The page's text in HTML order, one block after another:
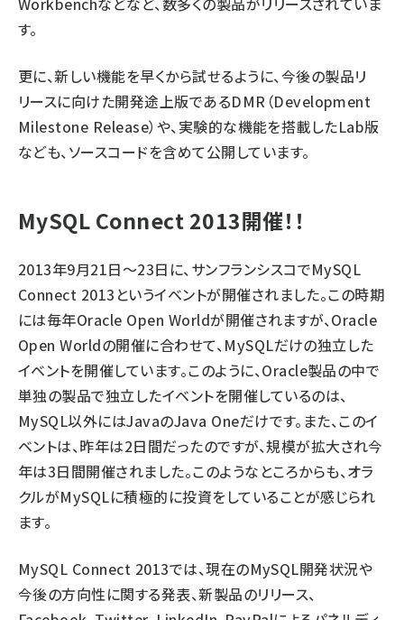
す。
更に、新しい機能を早くから試せるように、今後の製品リ
リースに向けた開発途上版であるDMR（Development
Milestone Release）や、実験的な機能を搭載したLab版
なども、ソースコードを含めて公開しています。
MySQL Connect 2013開催！！
2013年9月21日～23日に、サンフランシスコでMySQL
Connect 2013というイベントが開催されました。この時期
には毎年Oracle Open Worldが開催されますが、Oracle
Open Worldの開催に合わせて、MySQLだけの独立した
イベントを開催しています。このように、Oracle製品の中で
単独の製品で独立したイベントを開催しているのは、
MySQL以外にはJavaのJava Oneだけです。また、このイ
ベントは、昨年は2日間だったのですが、規模が拡大され今
年は3日間開催されました。このようなところからも、オラ
クルがMySQLに積極的に投資をしていることが感じられ
ます。
MySQL Connect 2013では、現在のMySQL開発状況や
今後の方向性に関する発表、新製品のリリース、